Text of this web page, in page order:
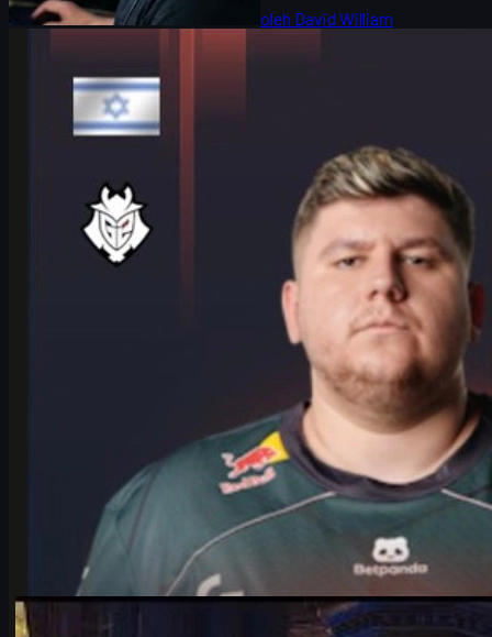
oleh David William
HeavyGod dan G2 di IEM Cologne Major 2026:
Mentalitas Juara di CS2
Wawancara eksklusif dengan HeavyGod tentang performa G2 di
IEM Cologne Major 2026, rutinitas, mentalitas, dan pelajaran bagi
pemain CS2 Indonesia.
Juni 17, 2026
olehMichael
Counter-Strike 2Juni 17, 2026